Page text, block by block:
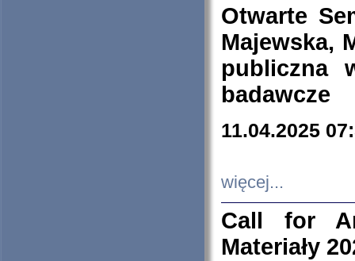
Otwarte
Majewska,
publiczna
badawcze
11.04.2025
więcej...
Call for
Materiały